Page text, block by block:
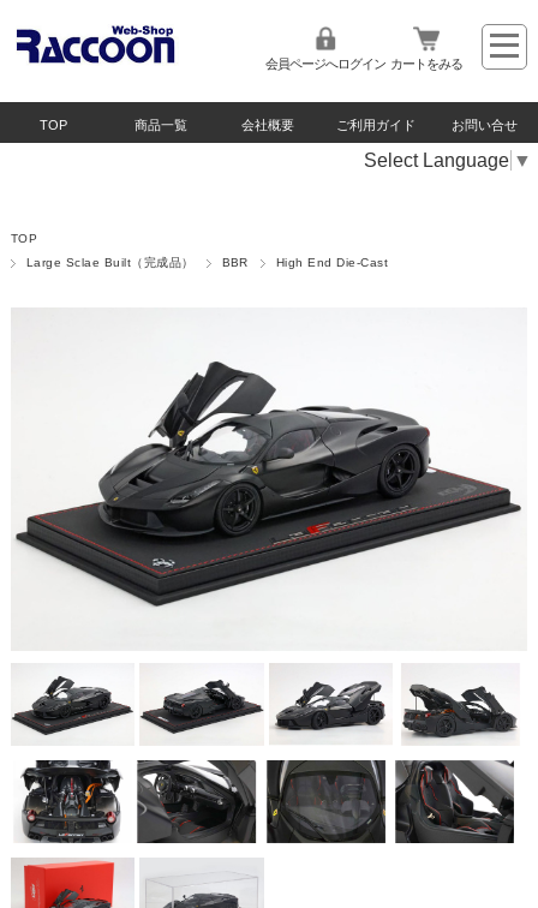
会員ページへログイン カートをみる
TOP 商品一覧 会社概要 ご利用ガイド お問い合せ
Select Language ▼
TOP
Large Sclae Built（完成品）
BBR High End Die-Cast